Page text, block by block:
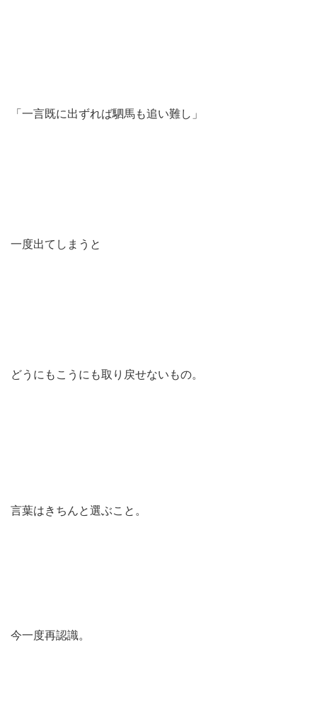
「一言既に出ずれば駟馬も追い難し」
一度出てしまうと
どうにもこうにも取り戻せないもの。
言葉はきちんと選ぶこと。
今一度再認識。